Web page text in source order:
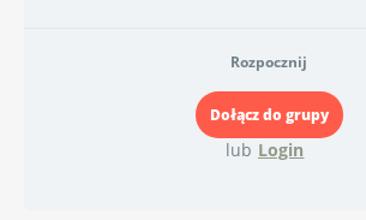
Rozpocznij
lub Login